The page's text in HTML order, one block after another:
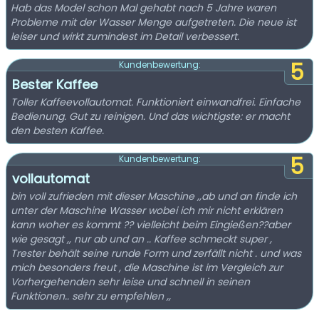
Hab das Model schon Mal gehabt nach 5 Jahre waren
Probleme mit der Wasser Menge aufgetreten. Die neue ist
leiser und wirkt zumindest im Detail verbessert.
5
Kundenbewertung:
Bester Kaffee
Toller Kaffeevollautomat. Funktioniert einwandfrei. Einfache
Bedienung. Gut zu reinigen. Und das wichtigste: er macht
den besten Kaffee.
5
Kundenbewertung:
vollautomat
bin voll zufrieden mit dieser Maschine ,,ab und an finde ich
unter der Maschine Wasser wobei ich mir nicht erklären
kann woher es kommt ?? vielleicht beim Eingießen??aber
wie gesagt ,, nur ab und an .. Kaffee schmeckt super ,
Trester behält seine runde Form und zerfällt nicht . und was
mich besonders freut , die Maschine ist im Vergleich zur
Vorhergehenden sehr leise und schnell in seinen
Funktionen.. sehr zu empfehlen ,,